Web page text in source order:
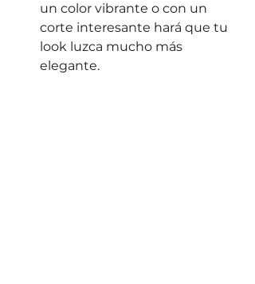
un color vibrante o con un
corte interesante hará que tu
look luzca mucho más
elegante.